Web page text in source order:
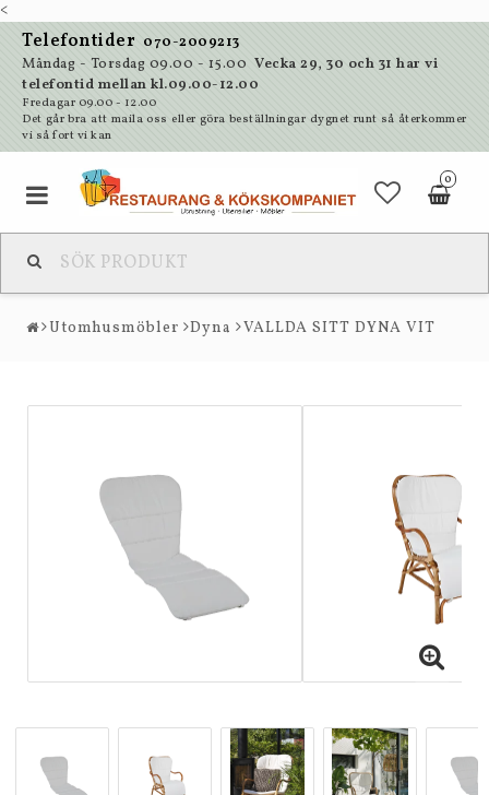
<
Telefontider 070-2009213
Måndag - Torsdag 09.00 - 15.00 Vecka 29, 30 och 31 har vi
telefontid mellan kl.09.00-12.00
Fredagar 09.00 - 12.00
Det går bra att maila oss eller göra beställningar dygnet runt så återkommer
vi så fort vi kan
0
Utomhusmöbler Dyna VALLDA SITT DYNA VIT